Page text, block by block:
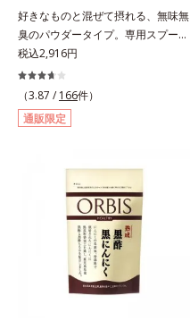
好きなものと混ぜて摂れる、無味無
臭のパウダータイプ。専用スプーン
1杯で、ハリと弾力のある毎日に欠
かせない「コラーゲン」5,000㎎を
手軽に摂れる美容パウダーです。無
味無臭で飲み物や料理に影響がな
く、冷たい飲み物にも簡単に溶ける
税込2,916円
（3.87 / 166件）
通販限定